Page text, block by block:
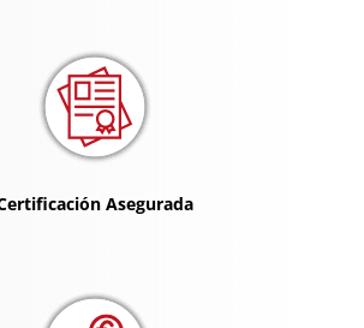
Asegurada